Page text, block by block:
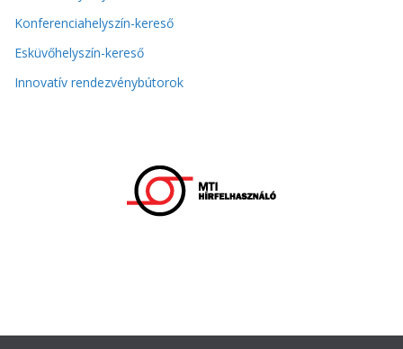
Konferenciahelyszín-kereső
Esküvőhelyszín-kereső
Innovatív rendezvénybútorok